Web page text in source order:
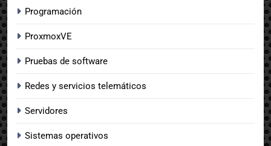
Programación
ProxmoxVE
Pruebas de software
Redes y servicios telemáticos
Servidores
Sistemas operativos